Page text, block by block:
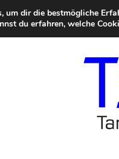
5. Summer
um dir die bestmögliche
du erfahren, welche